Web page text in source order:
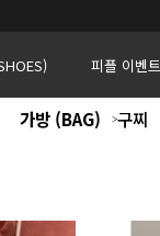
피플 이벤트
가방 (BAG) 구찌